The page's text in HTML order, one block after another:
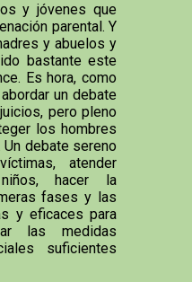
y jóvenes que
parental. Y
y abuelos y
bastante este
Es hora, como
un debate
pero pleno
los hombres
Un debate sereno
atender
hacer la
fases y las
y eficaces para
las medidas
suficientes